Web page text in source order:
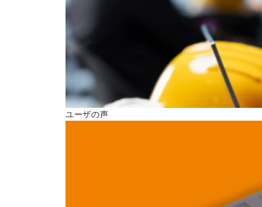
ユーザの声